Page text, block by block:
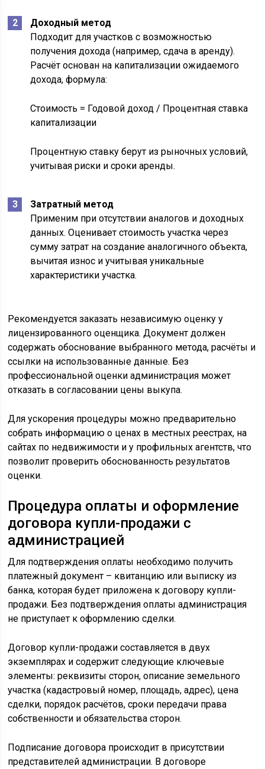
Доходный метод
Подходит для участков с возможностью
получения дохода (например, сдача в аренду).
Расчёт основан на капитализации ожидаемого
дохода, формула:
Стоимость = Годовой доход / Процентная ставка
капитализации
Процентную ставку берут из рыночных условий,
учитывая риски и сроки аренды.
Затратный метод
Применим при отсутствии аналогов и доходных
данных. Оценивает стоимость участка через
сумму затрат на создание аналогичного объекта,
вычитая износ и учитывая уникальные
характеристики участка.
Рекомендуется заказать независимую оценку у
лицензированного оценщика. Документ должен
содержать обоснование выбранного метода, расчёты и
ссылки на использованные данные. Без
профессиональной оценки администрация может
отказать в согласовании цены выкупа.
Для ускорения процедуры можно предварительно
собрать информацию о ценах в местных реестрах, на
сайтах по недвижимости и у профильных агентств, что
позволит проверить обоснованность результатов
оценки.
Процедура оплаты и оформление
договора купли-продажи с
администрацией
Для подтверждения оплаты необходимо получить
платежный документ – квитанцию или выписку из
банка, которая будет приложена к договору купли-
продажи. Без подтверждения оплаты администрация
не приступает к оформлению сделки.
Договор купли-продажи составляется в двух
экземплярах и содержит следующие ключевые
элементы: реквизиты сторон, описание земельного
участка (кадастровый номер, площадь, адрес), цена
сделки, порядок расчётов, сроки передачи права
собственности и обязательства сторон.
Подписание договора происходит в присутствии
представителей администрации. В договоре